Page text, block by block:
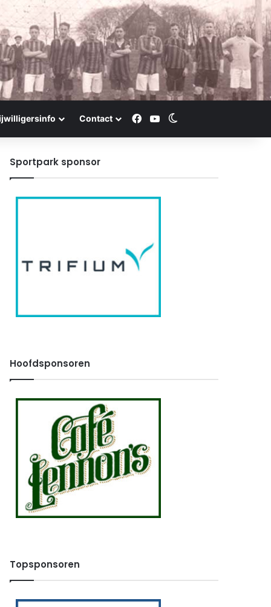
Contact Facebook
YouTube
Sportpark sponsor
Hoofdsponsoren
Topsponsoren